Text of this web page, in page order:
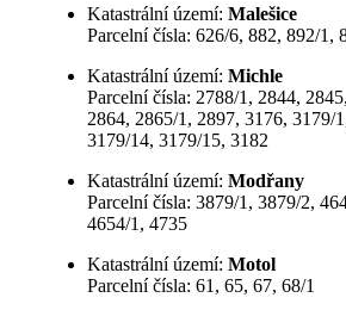
Katastrální území: Malešice
Parcelní čísla: 626/6, 882, 892/1,
Katastrální území: Michle
Parcelní čísla: 2788/1, 2844,
2864, 2865/1, 2897, 3176, 3179/
3179/14, 3179/15, 3182
Katastrální území: Modřany
Parcelní čísla: 3879/1, 3879/2,
4654/1, 4735
Katastrální území: Motol
Parcelní čísla: 61, 65, 67, 68/1